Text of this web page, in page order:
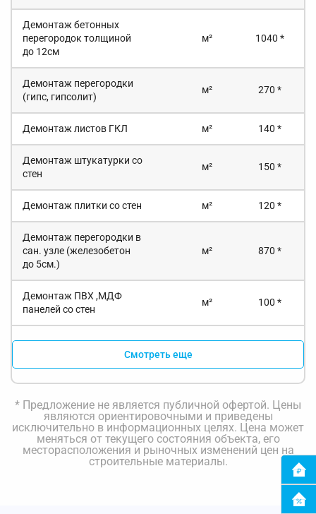
Демонтаж бетонных
перегородок толщиной
до 12см
м² 1040 *
Демонтаж перегородки
(гипс, гипсолит)
м² 270 *
Демонтаж листов ГКЛ м² 140 *
Демонтаж штукатурки со
стен
м² 150 *
Демонтаж плитки со стен м² 120 *
Демонтаж перегородки в
сан. узле (железобетон
до 5см.)
м² 870 *
Демонтаж ПВХ ,МДФ
панелей со стен
м² 100 *
Смотреть еще
* Предложение не является публичной офертой. Цены
являются ориентировочными и приведены
исключительно в информационных целях. Цена может
меняться от текущего состояния объекта, его
месторасположения и рыночных изменений цен на
строительные материалы.